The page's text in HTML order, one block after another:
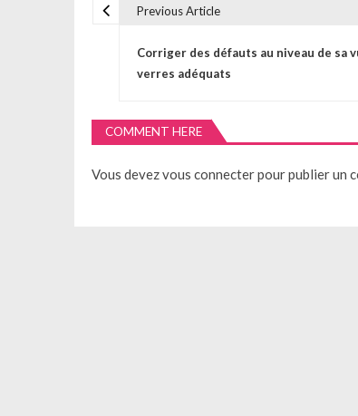
v
i
Previous Article
Corriger des défauts au niveau de sa
verres adéquats
COMMENT HERE
Vous devezvous connecterpour publier un